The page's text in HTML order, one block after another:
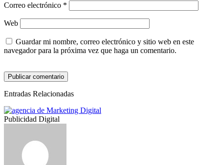
Correo electrónico *
Web
Guardar mi nombre, correo electrónico y sitio web en este
navegador para la próxima vez que haga un comentario.
Entradas Relacionadas
Publicidad Digital